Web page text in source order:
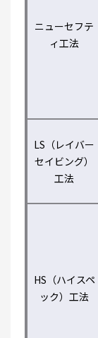
ニューセフテ
ィ工法
LS（レイバー
セイビング）
工法
HS（ハイスペ
ック）工法